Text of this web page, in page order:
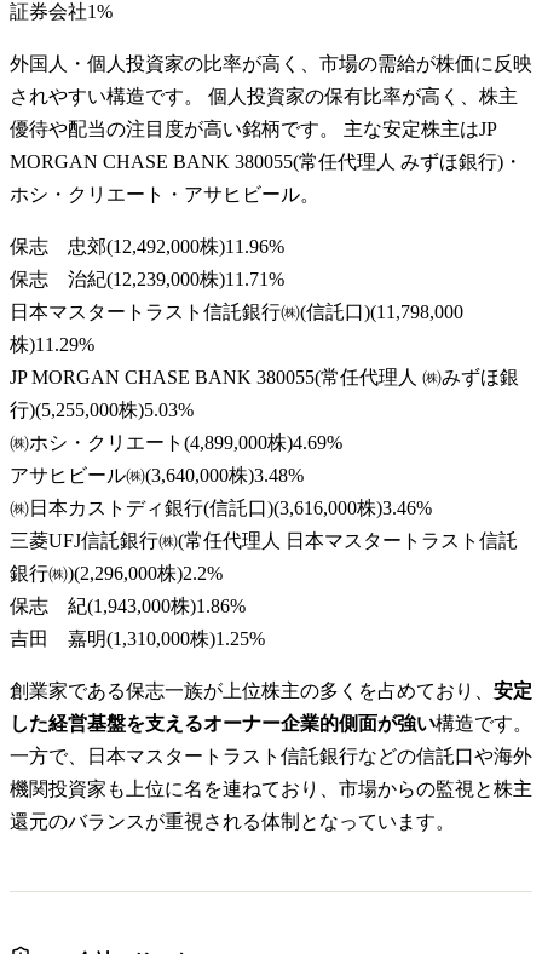
証券会社1%
外国人・個人投資家の比率が高く、市場の需給が株価に反映
されやすい構造です。 個人投資家の保有比率が高く、株主
優待や配当の注目度が高い銘柄です。 主な安定株主はJP
MORGAN CHASE BANK 380055(常任代理人 みずほ銀行)・
ホシ・クリエート・アサヒビール。
保志 忠郊(12,492,000株)11.96%
保志 治紀(12,239,000株)11.71%
日本マスタートラスト信託銀行㈱(信託口)(11,798,000
株)11.29%
JP MORGAN CHASE BANK 380055(常任代理人 ㈱みずほ銀
行)(5,255,000株)5.03%
㈱ホシ・クリエート (4,899,000株)4.69%
アサヒビール㈱(3,640,000株)3.48%
㈱日本カストディ銀行(信託口)(3,616,000株)3.46%
三菱UFJ信託銀行㈱(常任代理人 日本マスタートラスト信託
銀行㈱)(2,296,000株)2.2%
保志 紀(1,943,000株)1.86%
吉田 嘉明(1,310,000株)1.25%
創業家である保志一族が上位株主の多くを占めており、 安定
した経営基盤を支えるオーナー企業的側面が強い構造です。
一方で、日本マスタートラスト信託銀行などの信託口や海外
機関投資家も上位に名を連ねており、市場からの監視と株主
還元のバランスが重視される体制となっています。